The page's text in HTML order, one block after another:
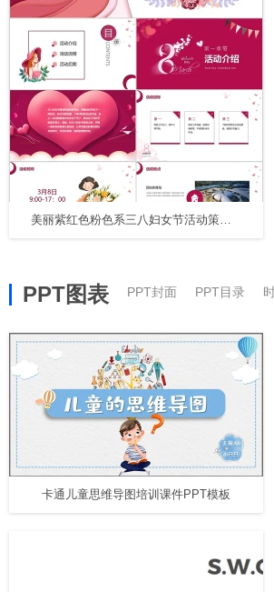
美丽紫红色粉色系三八妇女节活动策划PPT
PPT图表 PPT封面 PPT目录
卡通儿童思维导图培训课件PPT模板